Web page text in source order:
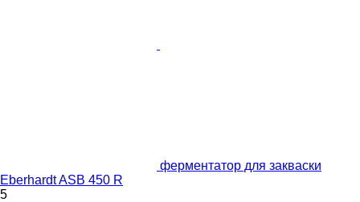
ферментатор для закваски
Eberhardt ASB 450 R
5